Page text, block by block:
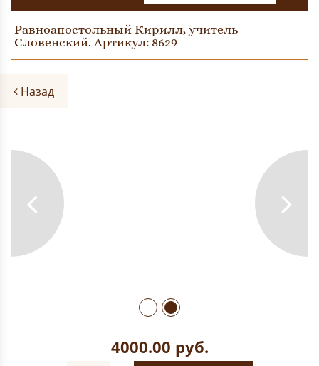
Равноапостольный Кирилл, учитель
Словенский. Артикул: 8629
Назад
4000.00 руб.